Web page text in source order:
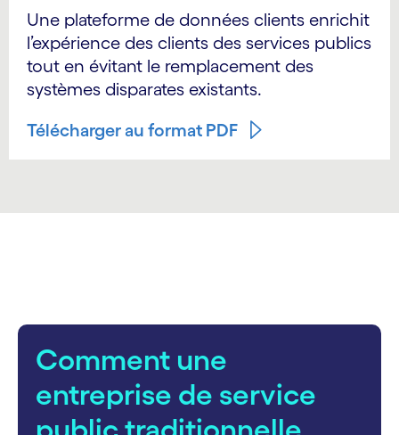
Une plateforme de données clients enrichit
l’expérience des clients des services publics
tout en évitant le remplacement des
systèmes disparates existants.
Télécharger au format PDF
Comment une
entreprise de service